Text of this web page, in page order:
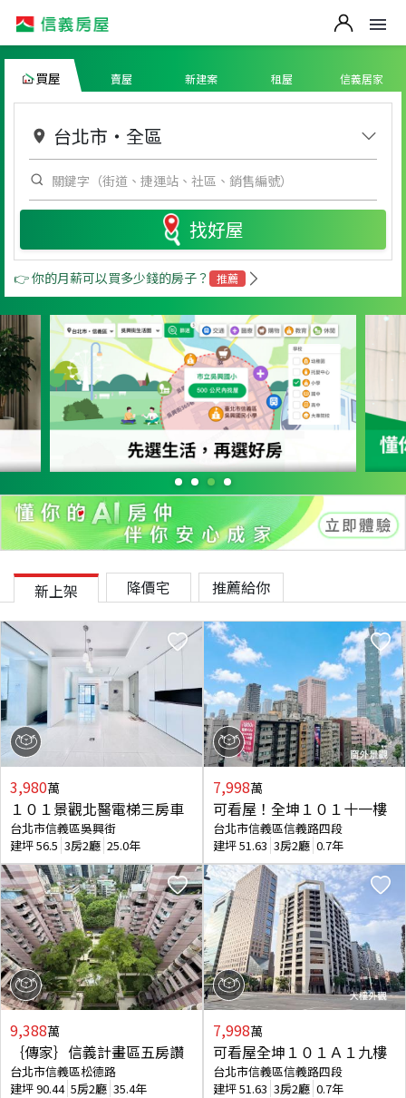
買屋 賣屋 新建案 租屋 信義居家
台北市 ・ 全區
找好屋
👉 你的月薪可以買多少錢的房子？ 推薦
新上架 降價宅 推薦給你
3,980萬
１０１景觀北醫電梯三房車
台北市信義區吳興街
建坪56.5 3房2廳 25.0年
9,388萬
｛傳家｝信義計畫區五房讚
台北市信義區松德路
建坪90.44 5房2廳 35.4年
7,998萬
可看屋！全坤１０１十一樓
台北市信義區信義路四段
建坪51.63 3房2廳 0.7年
7,998萬
可看屋全坤１０１Ａ１九樓
台北市信義區信義路四段
建坪51.63 3房2廳 0.7年